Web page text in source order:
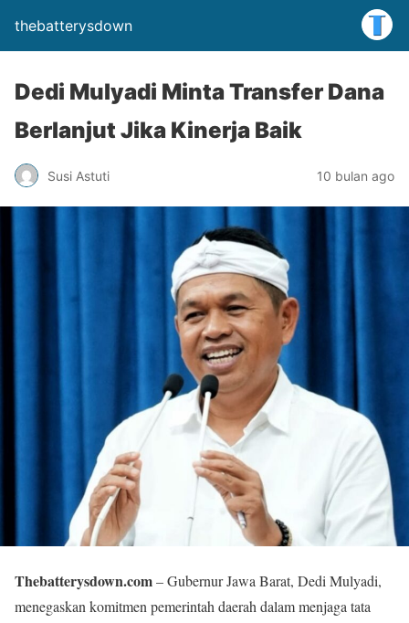
thebatterysdown
Dedi Mulyadi Minta Transfer Dana
Berlanjut Jika Kinerja Baik
Susi Astuti 10 bulan ago
Thebatterysdown.com– Gubernur Jawa Barat, Dedi Mulyadi,
menegaskan komitmen pemerintah daerah dalam menjaga tata